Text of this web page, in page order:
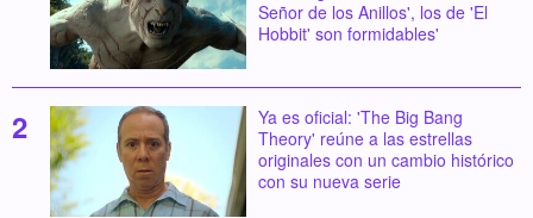
Señor de los Anillos', los de 'El
Hobbit' son formidables'
Ya es oficial: 'The Big Bang
Theory' reúne a las estrellas
originales con un cambio histórico
con su nueva serie